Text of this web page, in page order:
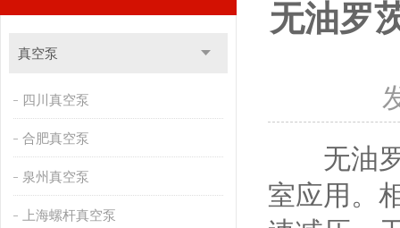
真空泵
四川真空泵
合肥真空泵
泉州真空泵
上海螺杆真空泵
无油罗
无油
室应用。